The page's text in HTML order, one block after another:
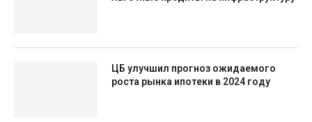
ЦБ улучшил прогноз ожидаемого
роста рынка ипотеки в 2024 году